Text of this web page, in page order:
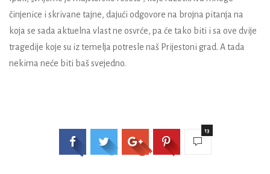
činjenice i skrivane tajne, dajući odgovore na brojna pitanja na
koja se sada aktuelna vlast ne osvrće, pa će tako biti i sa ove dvije
tragedije koje su iz temelja potresle naš Prijestoni grad. A tada
nekima neće biti baš svejedno.
13